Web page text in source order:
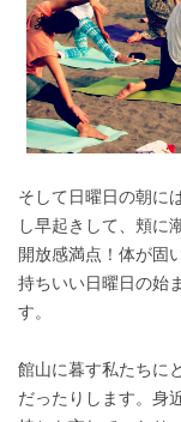
そして日曜日の朝に
し早起きして、頬に
開放感満点！体が固
持ちいい日曜日の始
す。
館山に暮す私たちに
だったりします。身